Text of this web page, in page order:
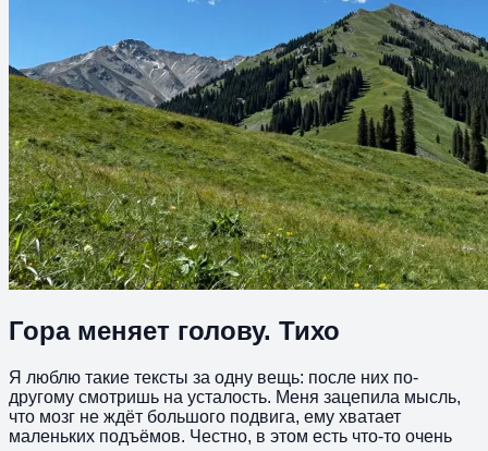
Гора меняет голову. Тихо
Я люблю такие тексты за одну вещь: после них по-
другому смотришь на усталость. Меня зацепила мысль,
что мозг не ждёт большого подвига, ему хватает
маленьких подъёмов. Честно, в этом есть что-то очень